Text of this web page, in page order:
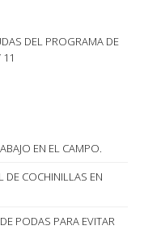
DEL PROGRAMA DE
EN EL CAMPO.
DE COCHINILLAS EN
PODAS PARA EVITAR